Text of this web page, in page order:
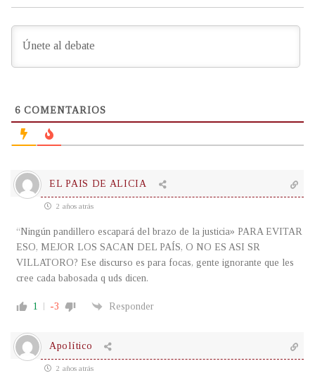
6 COMENTARIOS
EL PAIS DE ALICIA
2 años atrás
“Ningún pandillero escapará del brazo de la justicia» PARA EVITAR
ESO, MEJOR LOS SACAN DEL PAÍS, O NO ES ASI SR
VILLATORO? Ese discurso es para focas, gente ignorante que les
cree cada babosada q uds dicen.
1 -3 Responder
Apolítico
2 años atrás